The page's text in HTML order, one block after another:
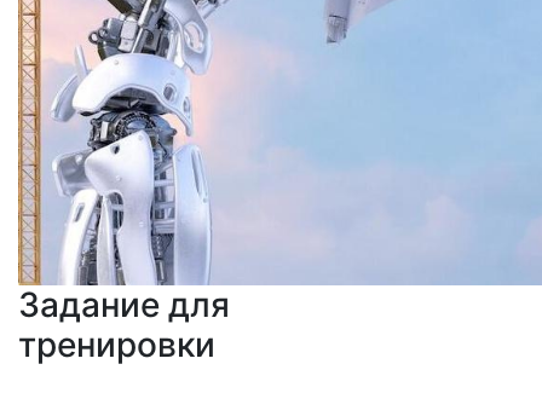
Задание для
тренировки